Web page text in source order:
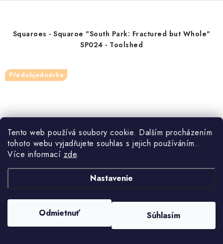
Tento web používá soubory cookie. Dalším procházením
tohoto webu vyjadřujete souhlas s jejich používáním..
Více informací zde.
Nastavenie
Odmietnuť Súhlasím
Squaroes - Squaroe "South Park: Fractured but Whole"
SP024 - Toolshed
Předobjednávka